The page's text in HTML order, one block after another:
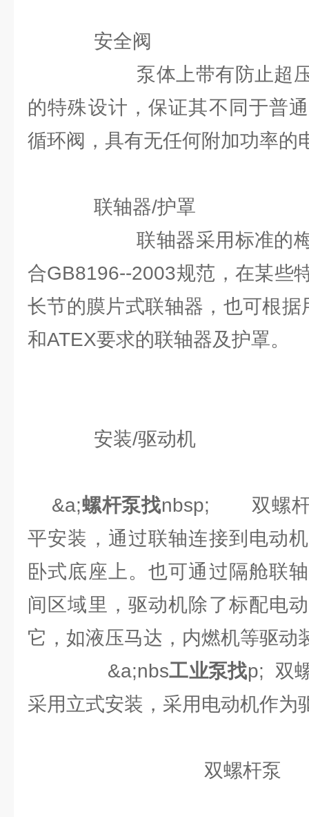
安全阀
泵体上带有防止超压的
的特殊设计，保证其不同于普
循环阀，具有无任何附加功率的
联轴器/护罩
联轴器采用标准的梅花
合GB8196--2003规范，在某些
长节的膜片式联轴器，也可根
和ATEX要求的联轴器及护罩。
安装/驱动机
&a;螺杆泵找nbsp; 双螺杆
平安装，通过联轴连接到电动
卧式底座上。也可通过隔舱联
间区域里，驱动机除了标配电
它，如液压马达，内燃机等驱动
&a;nbs工业泵找p; 双
采用立式安装，采用电动机作为
双螺